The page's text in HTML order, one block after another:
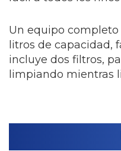
Un equipo
litros de capacidad,
incluye dos filtros,
limpiando mientras